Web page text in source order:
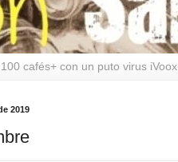
100 cafés+ con un puto virus iVoox
2019